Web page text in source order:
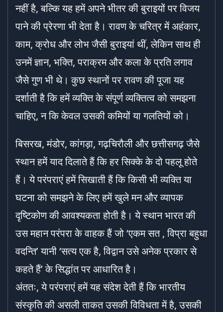
नहीं है, बल्कि यह हमें अपने भीतर की बुराइयों पर विजय
पाने की प्रेरणा भी देता है। रावण के चरित्र में अहंकार,
काम, क्रोध और लोभ जैसी बुराइयां थीं, लेकिन साथ ही
उनमें ज्ञान, भक्ति, पराक्रम और कला के प्रति लगाव
जैसे गुण भी थे। कुछ स्थानों पर रावण की पूजा यह
दर्शाती है कि हमें व्यक्ति के संपूर्ण व्यक्तित्व को समझना
चाहिए, न कि केवल उसकी कमियों या गलतियों को।
बिसरख, मंडोर, कांगड़ा, गढ़चिरौली और छत्तीसगढ़ जैसे
स्थान हमें याद दिलाते हैं कि हर सिक्के के दो पहलू होते
हैं। ये परंपराएं हमें सिखाती हैं कि किसी भी व्यक्ति या
घटना को समझने के लिए हमें खुले मन और व्यापक
दृष्टिकोण की आवश्यकता होती है। ये स्थान भारत की
उस महान परंपरा के वाहक हैं जो ‘एकम सत , विप्रा बहुधा
वदन्ति’ यानी ‘सत्य एक है, विद्वान उसे अनेक प्रकार से
कहते हैं’ के सिद्धांत पर आधारित है।
अंततः, ये परंपराएं हमें यह संदेश देती हैं कि भारतीय
संस्कृति की असली ताकत उसकी विविधता में है, उसकी